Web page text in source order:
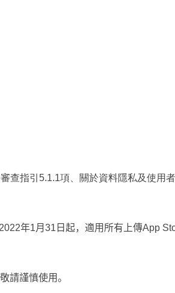
審查指引5.1.1項、關於資料隱私及使用
2022年1月 31 日起，適用所有上傳App
請謹慎使用。